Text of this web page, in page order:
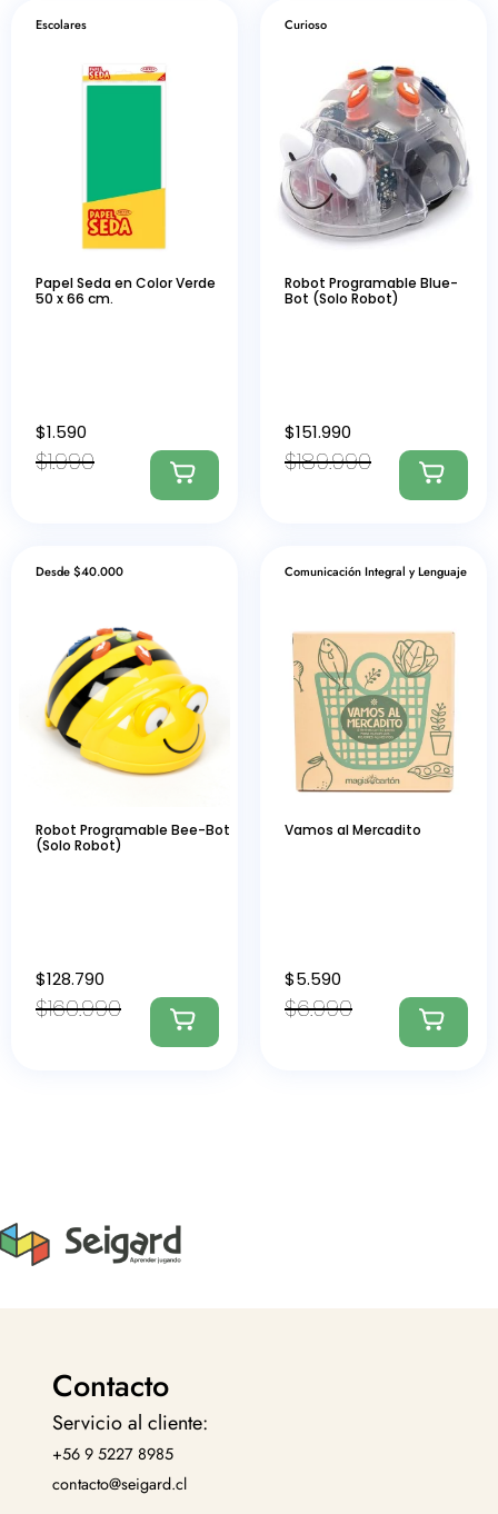
Escolares
Papel Seda en Color Verde
50 x 66 cm.
$1.990
$1.590
Curioso
Robot Programable Blue-
Bot (Solo Robot)
$189.990
$151.990
Desde $40.000
Robot Programable Bee-Bot
(Solo Robot)
$160.990
$128.790
Comunicación Integral y Lenguaje
Vamos al Mercadito
$6.990
$5.590
Contacto
Servicio al cliente:
+56 9 5227 8985
contacto@seigard.cl